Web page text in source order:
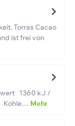
Torras Cacao
ist frei von
1360 kJ /
Kohle… Mehr